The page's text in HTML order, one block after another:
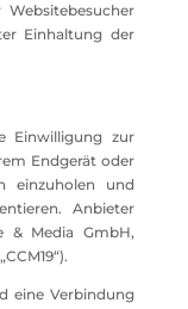
Einhaltung der
Einwilligung zur
Endgerät oder
einzuholen und
Anbieter
& Media GmbH,
eine Verbindung